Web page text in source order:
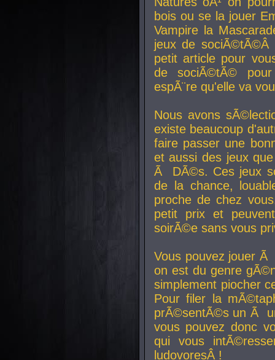
bois ou se la jouer
Vampire la
jeux de
petit article pour
de sociÃ©tÃ©
espÃ¨re qu'elle va
Nous avons
existe beaucoup
faire passer une
et aussi des jeux
Ã DÃ©s. Ces jeux
de la chance,
proche de chez
petit prix et
soirÃ©e sans vous
Vous pouvez jouer
on est du genre
simplement piocher
Pour filer la
prÃ©sentÃ©s un Ã
vous pouvez donc
qui vous
ludovoresÂ !